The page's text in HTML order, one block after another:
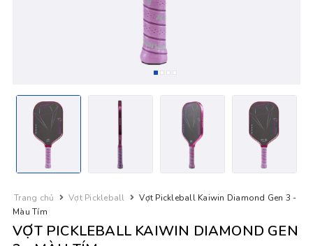
Trang chủ Vợt Pickleball
Vợt Pickleball Kaiwin Diamond Gen 3 -
Màu Tím
VỢT PICKLEBALL KAIWIN DIAMOND GEN